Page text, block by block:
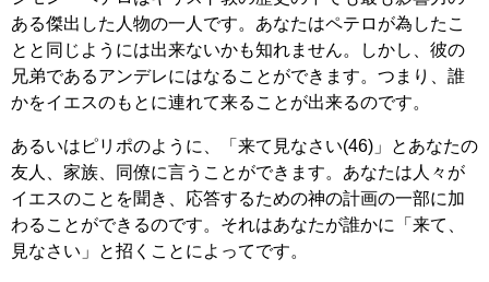
ある傑出した人物の一人です。あなたはペテロが為したこ
とと同じようには出来ないかも知れません。しかし、彼の
兄弟であるアンデレにはなることができます。つまり、誰
かをイエスのもとに連れて来ることが出来るのです。
あるいはピリポのように、「来て見なさい(46)」とあなたの
友人、家族、同僚に言うことができます。あなたは人々が
イエスのことを聞き、応答するための神の計画の一部に加
わることができるのです。それはあなたが誰かに「来て、
見なさい」と招くことによってです。